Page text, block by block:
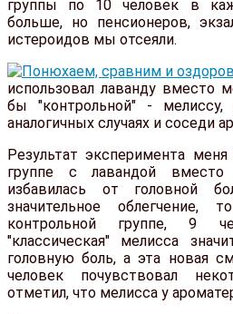
группы по 10 человек в
больше, но пенсионеров,
истероидов мы отсеяли.
использовал лаванду вместо
бы "контрольной" -
аналогичных случаях и соседи
Результат эксперимента
группе с лавандой
избавилась от головной
значительное облегчение,
контрольной группе, 9
"классическая" мелисса
головную боль, а эта новая
человек почувствовал
отметил, что мелисса у